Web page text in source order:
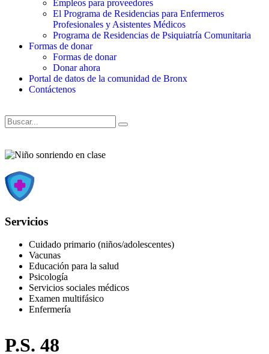
Empleos para proveedores
El Programa de Residencias para Enfermeros
Profesionales y Asistentes Médicos
Programa de Residencias de Psiquiatría Comunitaria
Formas de donar
Formas de donar
Donar ahora
Portal de datos de la comunidad de Bronx
Contáctenos
Servicios
Cuidado primario (niños/adolescentes)
Vacunas
Educación para la salud
Psicología
Servicios sociales médicos
Examen multifásico
Enfermería
P.S. 48